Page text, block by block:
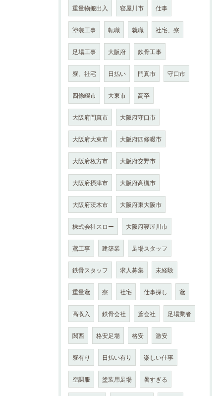
重量物搬出入 寝屋川市 仕事
塗装工事 転職 就職 社宅、寮
足場工事 大阪府 鉄骨工事
寮、社宅 日払い 門真市 守口市
四條畷市 大東市 高卒
大阪府門真市 大阪府守口市
大阪府大東市 大阪府四條畷市
大阪府枚方市 大阪府交野市
大阪府摂津市 大阪府高槻市
大阪府茨木市 大阪府東大阪市
株式会社スロー 大阪府寝屋川市
鳶工事 建築業 足場スタッフ
鉄骨スタッフ 求人募集 未経験
重量鳶 寮 社宅 仕事探し 鳶
高収入 鉄骨会社 鳶会社 足場業者
関西 格安足場 格安 激安
寮有り 日払い有り 楽しい仕事
空調服 塗装用足場 暑すぎる